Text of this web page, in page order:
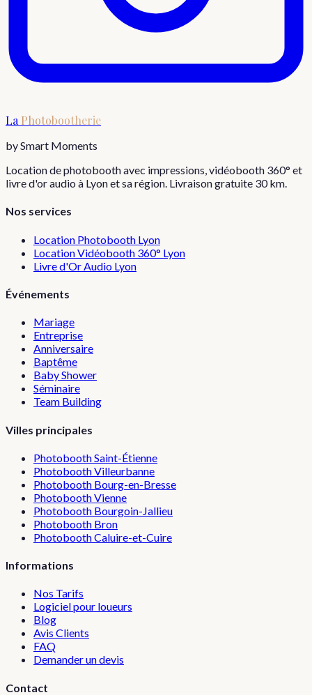
La Photobootherie
by Smart Moments
Location de photobooth avec impressions, vidéobooth 360° et
livre d'or audio à Lyon et sa région. Livraison gratuite 30 km.
Nos services
Location Photobooth Lyon
Location Vidéobooth 360° Lyon
Livre d'Or Audio Lyon
Événements
Mariage
Entreprise
Anniversaire
Baptême
Baby Shower
Séminaire
Team Building
Villes principales
PhotoboothSaint-Étienne
PhotoboothVilleurbanne
Photobooth Bourg-en-Bresse
PhotoboothVienne
Photobooth Bourgoin-Jallieu
Photobooth Bron
PhotoboothCaluire-et-Cuire
Informations
Nos Tarifs
Logiciel pour loueurs
Blog
Avis Clients
FAQ
Demander un devis
Contact